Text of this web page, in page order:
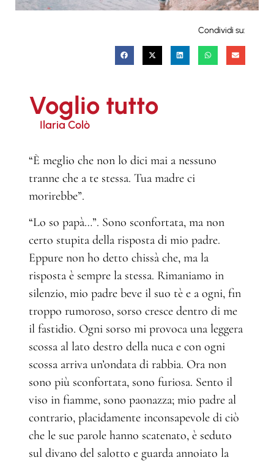
Condividi su:
Voglio tutto
Ilaria Colò
“È meglio che non lo dici mai a nessuno
tranne che a te stessa. Tua madre ci
morirebbe”.
“Lo so papà…”. Sono sconfortata, ma non
certo stupita della risposta di mio padre.
Eppure non ho detto chissà che, ma la
risposta è sempre la stessa. Rimaniamo in
silenzio, mio padre beve il suo tè e a ogni, fin
troppo rumoroso, sorso cresce dentro di me
il fastidio. Ogni sorso mi provoca una leggera
scossa al lato destro della nuca e con ogni
scossa arriva un’ondata di rabbia. Ora non
sono più sconfortata, sono furiosa. Sento il
viso in fiamme, sono paonazza; mio padre al
contrario, placidamente inconsapevole di ciò
che le sue parole hanno scatenato, è seduto
sul divano del salotto e guarda annoiato la